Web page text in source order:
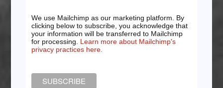
We use Mailchimp as our marketing platform. By
clicking below to subscribe, you acknowledge that
your information will be transferred to Mailchimp
for processing. Learn more about Mailchimp's
privacy practices here.